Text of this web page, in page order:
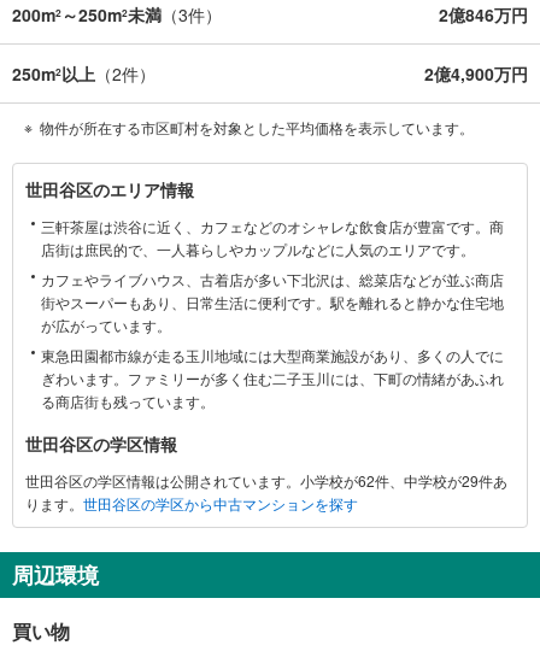
200m2 ～250m2未満 （3件） 2億846万円
250m2以上 （2件） 2億4,900万円
物件が所在する市区町村を対象とした平均価格を表示しています。
世
田
谷
区
に
関
す
る
世田谷区のエリア情報
三軒茶屋は渋谷に近く、カフェなどのオシャレな飲食店が豊富です。商
店街は庶民的で、一人暮らしやカップルなどに人気のエリアです。
カフェやライブハウス、古着店が多い下北沢は、総菜店などが並ぶ商店
街やスーパーもあり、日常生活に便利です。駅を離れると静かな住宅地
が広がっています。
東急田園都市線が走る玉川地域には大型商業施設があり、多くの人でに
ぎわいます。ファミリーが多く住む二子玉川には、下町の情緒があふれ
る商店街も残っています。
世田谷区の学区情報
世田谷区の学区情報は公開されています。小学校が62件、中学校が29件あ
ります。 世田谷区の学区から中古マンションを探す
周辺環境
買い物